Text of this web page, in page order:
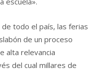
todo el país, las ferias
de un proceso
alta relevancia
del cual millares de